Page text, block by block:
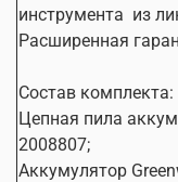
инструмента из
Расширенная
Состав комплекта:
Цепная пила
2008807;
Аккумулятор